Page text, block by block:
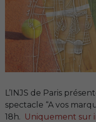
L’INJS de Paris
spectacle “A vos
18h. Uniquement sur